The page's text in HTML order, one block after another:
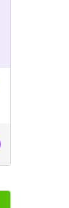
sigui punt de